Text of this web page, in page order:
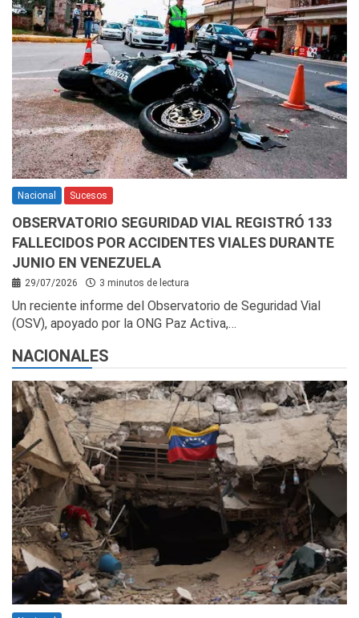
Nacional Sucesos
OBSERVATORIO SEGURIDAD VIAL REGISTRÓ 133
FALLECIDOS POR ACCIDENTES VIALES DURANTE
JUNIO EN VENEZUELA
29/07/2026 3 minutos de lectura
Un reciente informe del Observatorio de Seguridad Vial
(OSV), apoyado por la ONG Paz Activa,…
NACIONALES